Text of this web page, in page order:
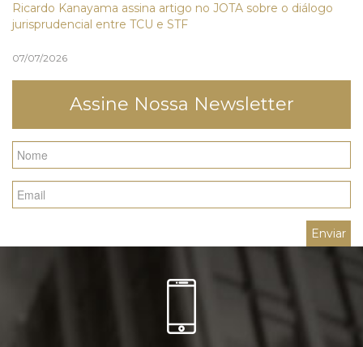
Ricardo Kanayama assina artigo no JOTA sobre o diálogo
jurisprudencial entre TCU e STF
07/07/2026
Assine Nossa Newsletter